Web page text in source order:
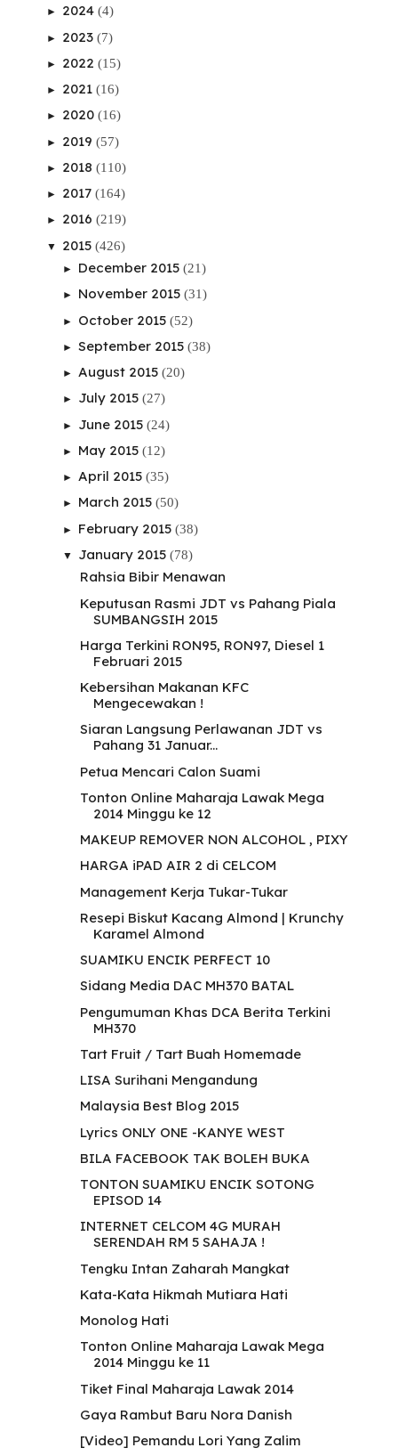
► 2024 (4)
► 2023 (7)
► 2022 (15)
► 2021 (16)
► 2020 (16)
► 2019 (57)
► 2018 (110)
► 2017 (164)
► 2016 (219)
▼ 2015 (426)
► December 2015 (21)
► November 2015 (31)
► October 2015 (52)
► September 2015 (38)
► August 2015 (20)
► July 2015 (27)
► June 2015 (24)
► May 2015 (12)
► April 2015 (35)
► March 2015 (50)
► February 2015 (38)
▼ January 2015 (78)
Rahsia Bibir Menawan
Keputusan Rasmi JDT vs Pahang Piala
SUMBANGSIH 2015
Harga Terkini RON95, RON97, Diesel 1
Februari 2015
Kebersihan Makanan KFC
Mengecewakan !
Siaran Langsung Perlawanan JDT vs
Pahang 31 Januar...
Petua Mencari Calon Suami
Tonton Online Maharaja Lawak Mega
2014 Minggu ke 12
MAKEUP REMOVER NON ALCOHOL , PIXY
HARGA iPAD AIR 2 di CELCOM
Management Kerja Tukar-Tukar
Resepi Biskut Kacang Almond | Krunchy
Karamel Almond
SUAMIKU ENCIK PERFECT 10
Sidang Media DAC MH370 BATAL
Pengumuman Khas DCA Berita Terkini
MH370
Tart Fruit / Tart Buah Homemade
LISA Surihani Mengandung
Malaysia Best Blog 2015
Lyrics ONLY ONE -KANYE WEST
BILA FACEBOOK TAK BOLEH BUKA
TONTON SUAMIKU ENCIK SOTONG
EPISOD 14
INTERNET CELCOM 4G MURAH
SERENDAH RM 5 SAHAJA !
Tengku Intan Zaharah Mangkat
Kata-Kata Hikmah Mutiara Hati
Monolog Hati
Tonton Online Maharaja Lawak Mega
2014 Minggu ke 11
Tiket Final Maharaja Lawak 2014
Gaya Rambut Baru Nora Danish
[Video] Pemandu Lori Yang Zalim